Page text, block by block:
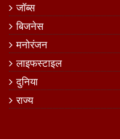
जॉब्स
बिजनेस
मनोरंजन
लाइफस्टाइल
दुनिया
राज्य